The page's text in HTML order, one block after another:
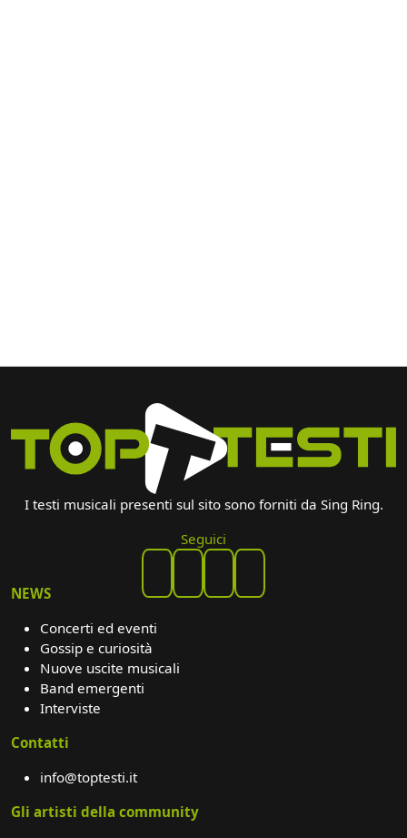
I testi musicali presenti sul sito sono forniti da Sing Ring.
Seguici
NEWS
Concerti ed eventi
Gossip e curiosità
Nuove uscite musicali
Band emergenti
Interviste
Contatti
info@toptesti.it
Gli artisti della community